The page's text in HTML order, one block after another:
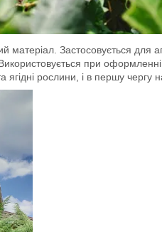
матеріал. Застосовується для
при оформленні
ягідні рослини, і в першу чергу